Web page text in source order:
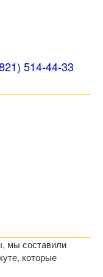
514-44-33
мы составили
которые